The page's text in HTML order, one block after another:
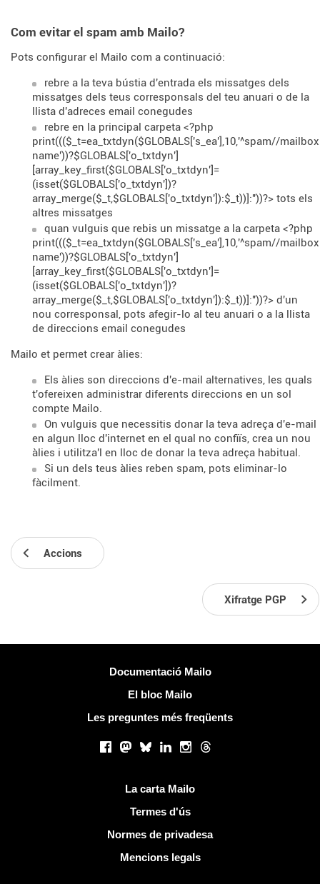
Com evitar el spam amb Mailo?
Pots configurar el Mailo com a continuació:
rebre a la teva bústia d'entrada els missatges dels
missatges dels teus corresponsals del teu anuari o de la
llista d'adreces email conegudes
rebre en la principal carpeta <?php
print((($_t=ea_txtdyn($GLOBALS['s_ea'],10,'^spam//mailbox
name'))?$GLOBALS['o_txtdyn']
[array_key_first($GLOBALS['o_txtdyn']=
(isset($GLOBALS['o_txtdyn'])?
array_merge($_t,$GLOBALS['o_txtdyn']):$_t))]:''))?> tots els
altres missatges
quan vulguis que rebis un missatge a la carpeta <?php
print((($_t=ea_txtdyn($GLOBALS['s_ea'],10,'^spam//mailbox
name'))?$GLOBALS['o_txtdyn']
[array_key_first($GLOBALS['o_txtdyn']=
(isset($GLOBALS['o_txtdyn'])?
array_merge($_t,$GLOBALS['o_txtdyn']):$_t))]:''))?> d'un
nou corresponsal, pots afegir-lo al teu anuari o a la llista
de direccions email conegudes
Mailo et permet crear àlies:
Els àlies son direccions d'e-mail alternatives, les quals
t'ofereixen administrar diferents direccions en un sol
compte Mailo.
On vulguis que necessitis donar la teva adreça d'e-mail
en algun lloc d'internet en el qual no confiïs, crea un nou
àlies i utilitza'l en lloc de donar la teva adreça habitual.
Si un dels teus àlies reben spam, pots eliminar-lo
fàcilment.
Accions
Xifratge PGP
Documentació Mailo
El bloc Mailo
Les preguntes més freqüents
Facebook
Mastodon
BlueskyLinkedInInstagram
Threads
La carta Mailo
Termes d'ús
Normes de privadesa
Mencions legals